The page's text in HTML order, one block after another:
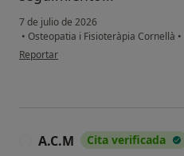
7 de julio de 2026
• Osteopatia i Fisioteràpia Cornellà •
en opinión del usuario J.Ll.
Reportar
A.C.M Cita verificada